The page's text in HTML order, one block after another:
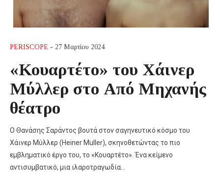
PERISCOPE - 27 Μαρτίου 2024
«Κουαρτέτο» του Χάινερ
Μύλλερ στο Από Μηχανής
θέατρο
Ο Θανάσης Σαράντος βουτά στον σαγηνευτικό κόσμο του
Χάινερ Μύλλερ (Heiner Muller), σκηνοθετώντας το πιο
εμβληματικό έργο του, το «Κουαρτέτο». Ένα κείμενο
αντισυμβατικό, μια ιλαροτραγωδία…